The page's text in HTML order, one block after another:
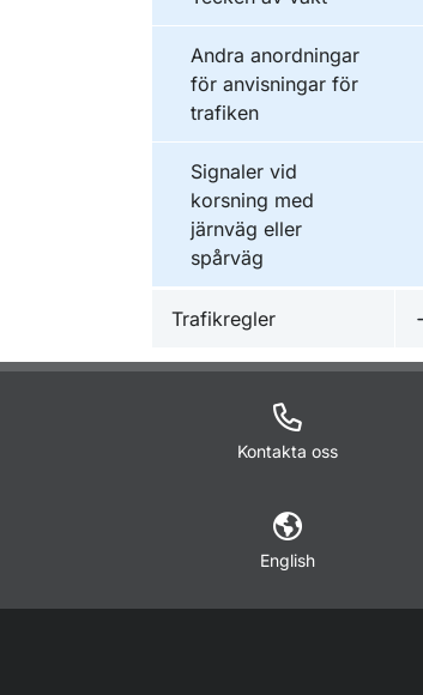
Andra anordningar
för anvisningar för
trafiken
Signaler vid
korsning med
järnväg eller
spårväg
Trafikregler
Kontakta oss
English